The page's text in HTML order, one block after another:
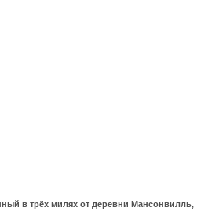
в трёх милях от деревни Мансонвилль,